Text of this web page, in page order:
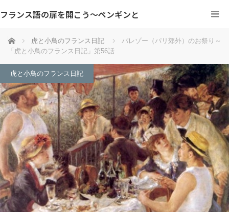
フランス語の扉を開こう～ペンギンと
ホーム 虎と小鳥のフランス日記
パレゾー（パリ郊外）のお祭り～
「虎と小鳥のフランス日記」第56話
虎と小鳥のフランス日記